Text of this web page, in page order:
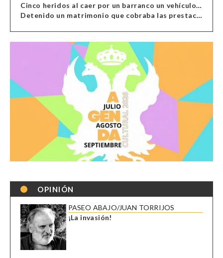
Cinco heridos al caer por un barranco un vehículo en Alcolea
Detenido un matrimonio que cobraba las prestaciones de ilegales en Almería, Granada, Málaga, Huelva y Murcia
OPINIÓN
PASEO ABAJO/JUAN TORRIJOS
¡La invasión!